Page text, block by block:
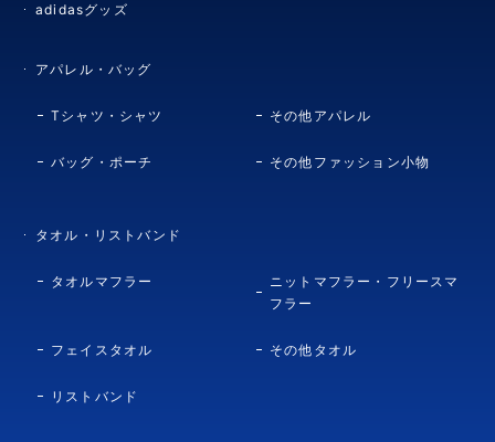
adidasグッズ
アパレル・バッグ
Tシャツ・シャツ その他アパレル
バッグ・ポーチ その他ファッション小物
タオル・リストバンド
タオルマフラー
ニットマフラー・フリースマ
フラー
フェイスタオル その他タオル
リストバンド